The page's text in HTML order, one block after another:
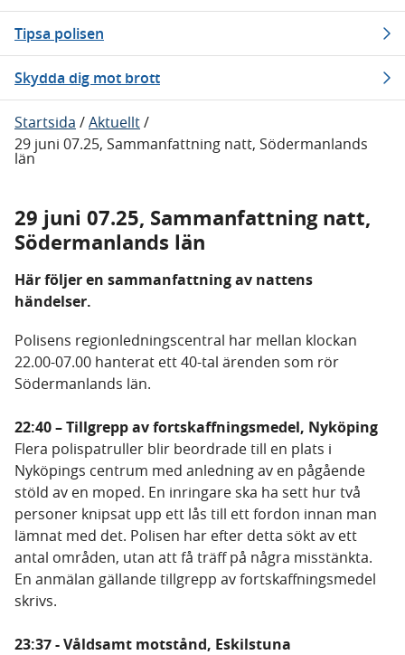
Tipsa polisen
Skydda dig mot brott
Startsida /Aktuellt/
29 juni 07.25, Sammanfattning natt, Södermanlands
län
29 juni 07.25, Sammanfattning natt,
Södermanlands län
Här följer en sammanfattning av nattens
händelser.
Polisens regionledningscentral har mellan klockan
22.00-07.00 hanterat ett 40-tal ärenden som rör
Södermanlands län.
22:40 – Tillgrepp av fortskaffningsmedel, Nyköping
Flera polispatruller blir beordrade till en plats i
Nyköpings centrum med anledning av en pågående
stöld av en moped. En inringare ska ha sett hur två
personer knipsat upp ett lås till ett fordon innan man
lämnat med det. Polisen har efter detta sökt av ett
antal områden, utan att få träff på några misstänkta.
En anmälan gällande tillgrepp av fortskaffningsmedel
skrivs.
23:37 - Våldsamt motstånd, Eskilstuna